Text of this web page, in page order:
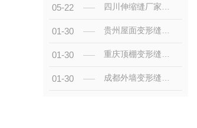
05-22
01-30
01-30
01-30